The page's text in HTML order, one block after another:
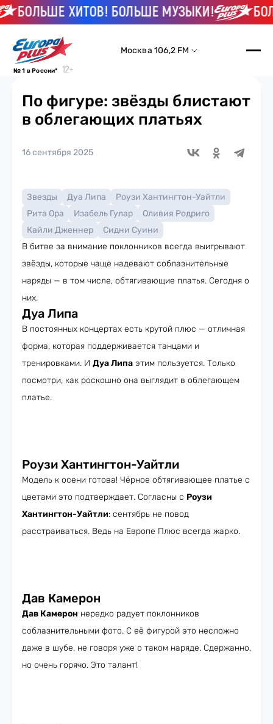
ХИТОВ! БОЛЬШЕ МУЗЫКИ!
№ 1 в России*
Москва 106,2 FM
По фигуре: звёзды блистают
в облегающих платьях
16 сентября 2025
Звезды Дуа Липа
Роузи Хантингтон-Уайтли
Рита Ора
Изабель Гулар
Оливия Родриго
Кайли Дженнер
Сидни Суини
В битве за внимание поклонников всегда выигрывают
звёзды, которые чаще надевают соблазнительные
наряды — в том числе, обтягивающие платья. Сегодня о
них.
Дуа Липа
В постоянных концертах есть крутой плюс — отличная
форма, которая поддерживается танцами и
тренировками. И Дуа Липа этим пользуется. Только
посмотри, как роскошно она выглядит в облегающем
платье.
Роузи Хантингтон-Уайтли
Модель к осени готова! Чёрное обтягивающее платье с
цветами это подтверждает. Согласны с Роузи
Хантингтон-Уайтли: сентябрь не повод
расстраиваться. Ведь на Европе Плюс всегда жарко.
Дав Камерон
Дав Камерон нередко радует поклонников
соблазнительными фото. С её фигурой это несложно
даже в шубе, не говоря уже о таком наряде. Сдержанно,
но очень горячо. Это талант!